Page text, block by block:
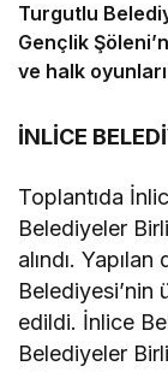
Turgutlu
Gençlik
ve halk
İNLİCE
Toplantıda
Belediyeler
alındı.
edildi. İnlice
Belediyeler